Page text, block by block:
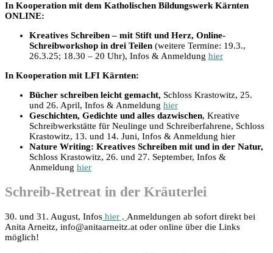
In Kooperation mit dem Katholischen Bildungswerk Kärnten
ONLINE:
Kreatives Schreiben – mit Stift und Herz, Online-
Schreibworkshop in drei Teilen (weitere Termine: 19.3.,
26.3.25; 18.30 – 20 Uhr), Infos & Anmeldung hier
In Kooperation mit LFI Kärnten:
Bücher schreiben leicht gemacht, Schloss Krastowitz, 25.
und 26. April, Infos & Anmeldung hier
Geschichten, Gedichte und alles dazwischen, Kreative
Schreibwerkstätte für Neulinge und Schreiberfahrene, Schloss
Krastowitz, 13. und 14. Juni, Infos & Anmeldung hier
Nature Writing: Kreatives Schreiben mit und in der Natur,
Schloss Krastowitz, 26. und 27. September, Infos &
Anmeldung hier
Schreib-Retreat in der Kräuterlei
30. und 31. August, Infos hier , Anmeldungen ab sofort direkt bei
Anita Arneitz, info@anitaarneitz.at oder online über die Links
möglich!